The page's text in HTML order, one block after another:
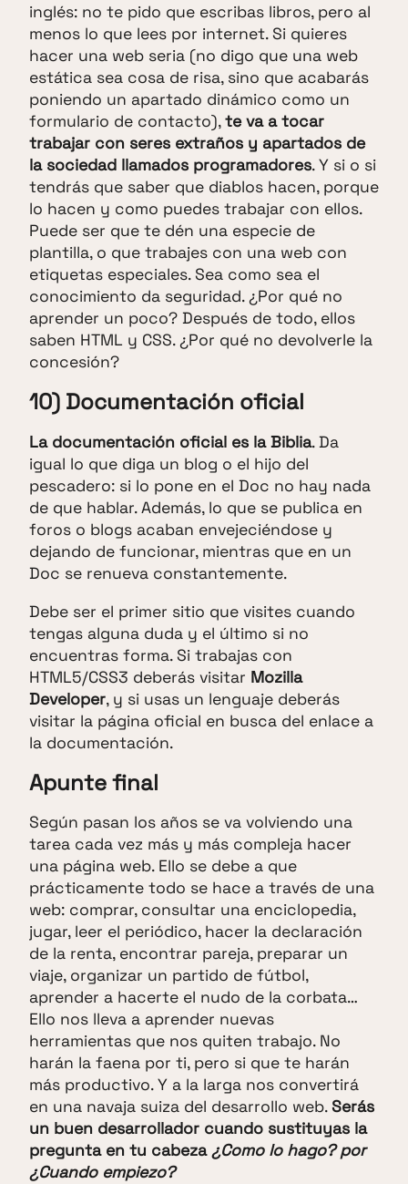
inglés: no te pido que escribas libros, pero al
menos lo que lees por internet. Si quieres
hacer una web seria (no digo que una web
estática sea cosa de risa, sino que acabarás
poniendo un apartado dinámico como un
formulario de contacto),te va a tocar
trabajar con seres extraños y apartados de
la sociedad llamados programadores. Y si o si
tendrás que saber que diablos hacen, porque
lo hacen y como puedes trabajar con ellos.
Puede ser que te dén una especie de
plantilla, o que trabajes con una web con
etiquetas especiales. Sea como sea el
conocimiento da seguridad. ¿Por qué no
aprender un poco? Después de todo, ellos
saben HTML y CSS. ¿Por qué no devolverle la
concesión?
10) Documentación oficial
La documentación oficial es la Biblia. Da
igual lo que diga un blog o el hijo del
pescadero: si lo pone en el Doc no hay nada
de que hablar. Además, lo que se publica en
foros o blogs acaban envejeciéndose y
dejando de funcionar, mientras que en un
Doc se renueva constantemente.
Debe ser el primer sitio que visites cuando
tengas alguna duda y el último si no
encuentras forma. Si trabajas con
HTML5/CSS3 deberás visitar Mozilla
Developer, y si usas un lenguaje deberás
visitar la página oficial en busca del enlace a
la documentación.
Apunte final
Según pasan los años se va volviendo una
tarea cada vez más y más compleja hacer
una página web. Ello se debe a que
prácticamente todo se hace a través de una
web: comprar, consultar una enciclopedia,
jugar, leer el periódico, hacer la declaración
de la renta, encontrar pareja, preparar un
viaje, organizar un partido de fútbol,
aprender a hacerte el nudo de la corbata…
Ello nos lleva a aprender nuevas
herramientas que nos quiten trabajo. No
harán la faena por ti, pero si que te harán
más productivo. Y a la larga nos convertirá
en una navaja suiza del desarrollo web.Serás
un buen desarrollador cuando sustituyas la
pregunta en tu cabeza¿Como lo hago?por
¿Cuando empiezo?